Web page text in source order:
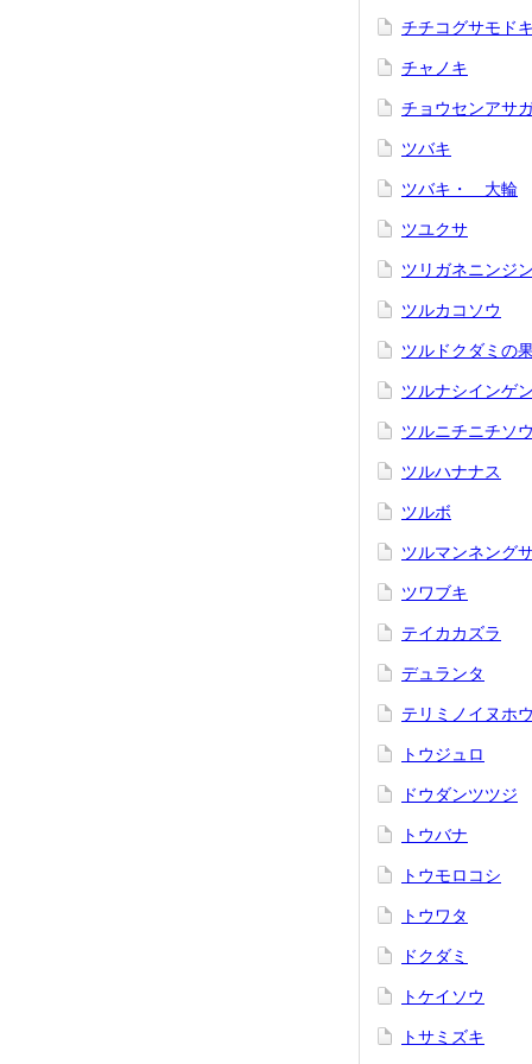
チチコグサモドキ
チャノキ
チョウセンアサ
ツバキ
ツバキ・ 大輪
ツユクサ
ツリガネニンジン
ツルカコソウ
ツルドクダミの
ツルナシインゲ
ツルニチニチソウ
ツルハナナス
ツルボ
ツルマンネング
ツワブキ
テイカカズラ
デュランタ
テリミノイヌホ
トウジュロ
ドウダンツツジ
トウバナ
トウモロコシ
トウワタ
ドクダミ
トケイソウ
トサミズキ